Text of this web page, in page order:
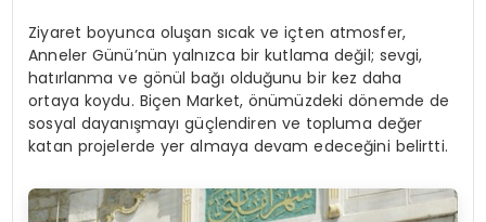
Ziyaret boyunca oluşan sıcak ve içten atmosfer,
Anneler Günü’nün yalnızca bir kutlama değil; sevgi,
hatırlanma ve gönül bağı olduğunu bir kez daha
ortaya koydu. Biçen Market, önümüzdeki dönemde de
sosyal dayanışmayı güçlendiren ve topluma değer
katan projelerde yer almaya devam edeceğini belirtti.